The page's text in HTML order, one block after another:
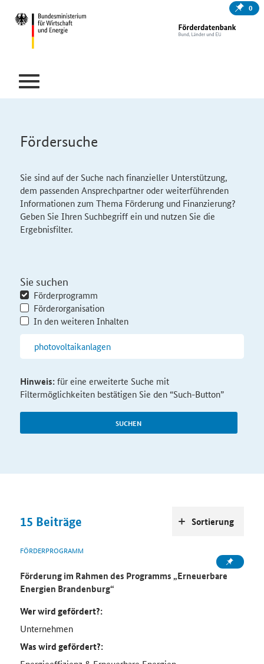
0
Fördersuche
Sie sind auf der Suche nach finanzieller Unterstützung,
dem passenden Ansprechpartner oder weiterführenden
Informationen zum Thema Förderung und Finanzierung?
Geben Sie Ihren Suchbegriff ein und nutzen Sie die
Ergebnisfilter.
Sie suchen
Förderprogramm
Förderorganisation
In den weiteren Inhalten
SUCHEN
Hinweis:für eine erweiterte Suche mit
Filtermöglichkeiten bestätigen Sie den “Such-Button”
15 Beiträge
FÖRDERPROGRAMM
Förderung im Rahmen des Programms „Erneuerbare
Energien Brandenburg“
Wer wird gefördert?:
Unternehmen
Was wird gefördert?:
Sortierung